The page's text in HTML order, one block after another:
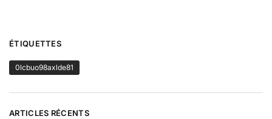
ÉTIQUETTES
0lcbuo98axlde81
ARTICLES RÉCENTS